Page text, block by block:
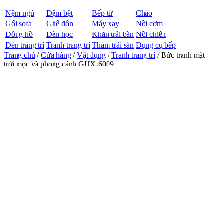
Nệm ngủ Đệm bệt Bếp từ
Chảo
Gối sofa
Ghế đôn Máy xay
Nồi cơm
Đồng hồ
Đèn học Khăn trải bàn Nồi chiên
Đèn trang trí Tranh trang trí Thảm trải sàn Dụng cụ bếp
Trang chủ /Cửa hàng /Vật dụng /Tranh trang trí/ Bức tranh mặt
trời mọc và phong cảnh GHX-6009